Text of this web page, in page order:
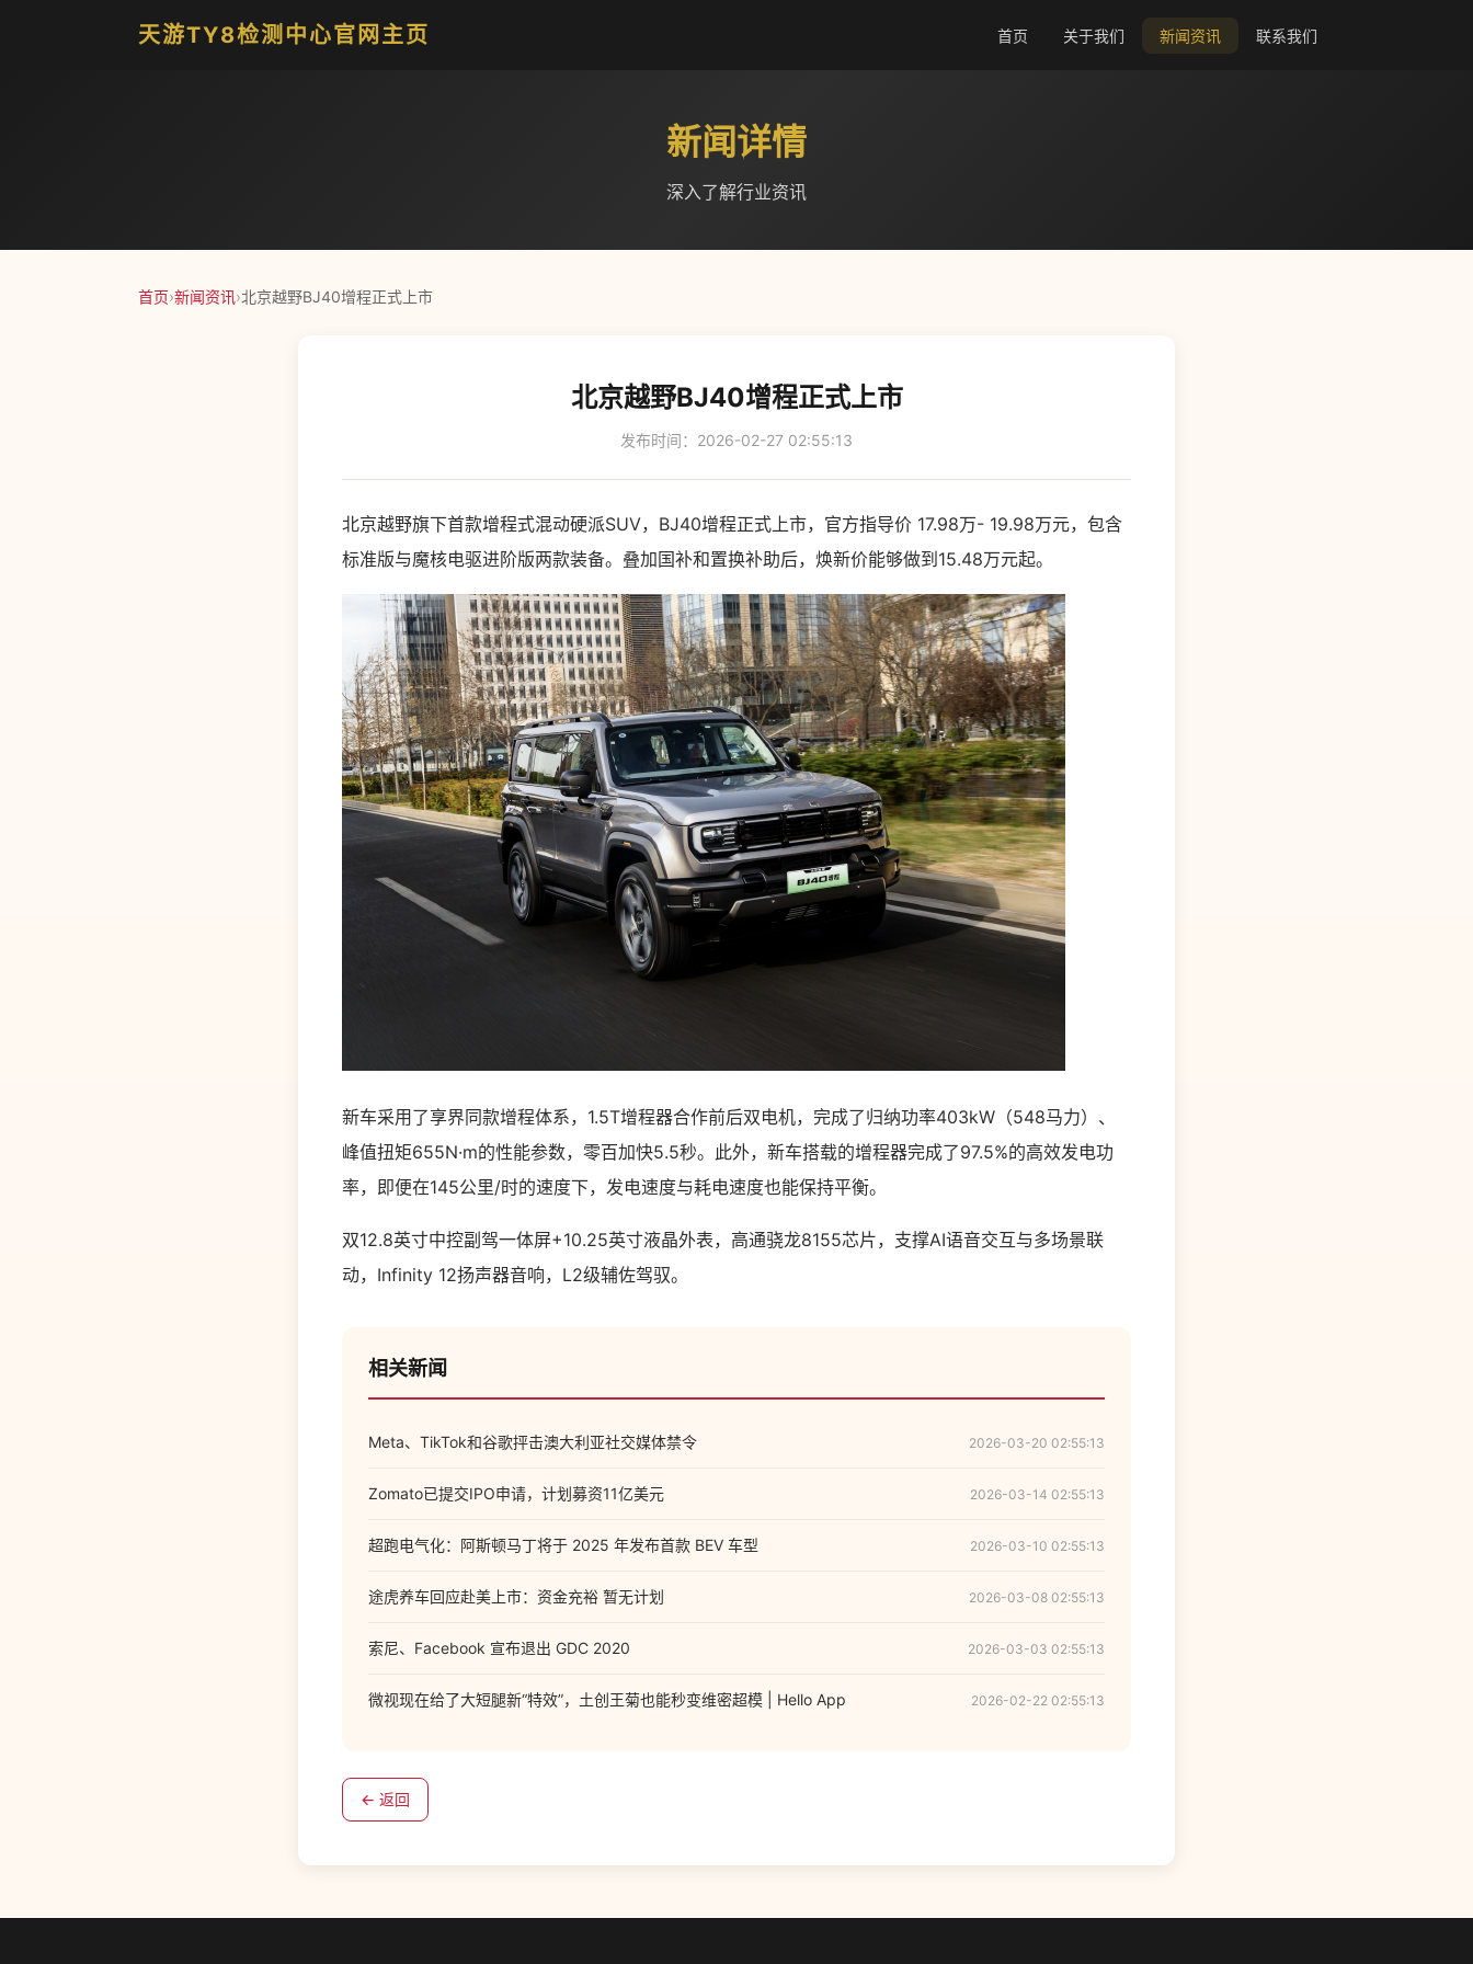
天游TY8检测中心官网主页 首页 关于我们 新闻资讯 联系我们
新闻详情
深入了解行业资讯
首页›新闻资讯›北京越野BJ40增程正式上市
北京越野BJ40增程正式上市
发布时间：2026-02-27 02:55:13
北京越野旗下首款增程式混动硬派SUV，BJ40增程正式上市，官方指导价 17.98万- 19.98万元，包含
标准版与魔核电驱进阶版两款装备。叠加国补和置换补助后，焕新价能够做到15.48万元起。
新车采用了享界同款增程体系，1.5T增程器合作前后双电机，完成了归纳功率403kW（548马力）、
峰值扭矩655N·m的性能参数，零百加快5.5秒。此外，新车搭载的增程器完成了97.5%的高效发电功
率，即便在145公里/时的速度下，发电速度与耗电速度也能保持平衡。
双12.8英寸中控副驾一体屏+10.25英寸液晶外表，高通骁龙8155芯片，支撑AI语音交互与多场景联
动，Infinity 12扬声器音响，L2级辅佐驾驭。
相关新闻
Meta、TikTok和谷歌抨击澳大利亚社交媒体禁令 2026-03-20 02:55:13
Zomato已提交IPO申请，计划募资11亿美元 2026-03-14 02:55:13
超跑电气化：阿斯顿马丁将于 2025 年发布首款 BEV 车型 2026-03-10 02:55:13
途虎养车回应赴美上市：资金充裕 暂无计划 2026-03-08 02:55:13
索尼、Facebook 宣布退出 GDC 2020 2026-03-03 02:55:13
微视现在给了大短腿新“特效”，土创王菊也能秒变维密超模 | Hello App 2026-02-22 02:55:13
← 返回